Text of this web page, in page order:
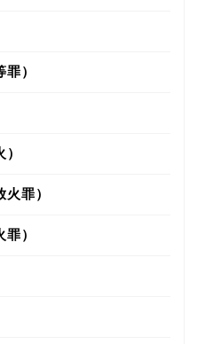
）
罪）
）